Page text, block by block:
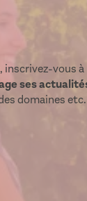
, inscrivez-vous à
ses
domaines